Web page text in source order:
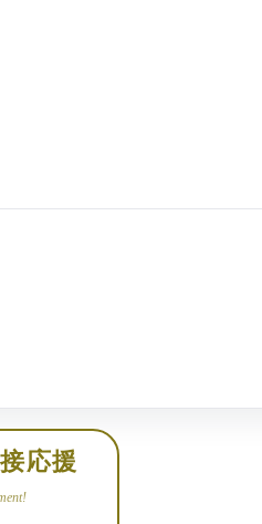
応援